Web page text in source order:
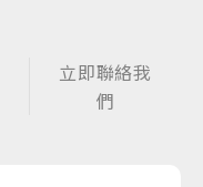
立即聯絡我
們